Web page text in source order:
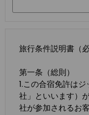
旅行条件説明書（
第一条（総則）
1.この合宿免許は
社」といいます）
社が参加されるお